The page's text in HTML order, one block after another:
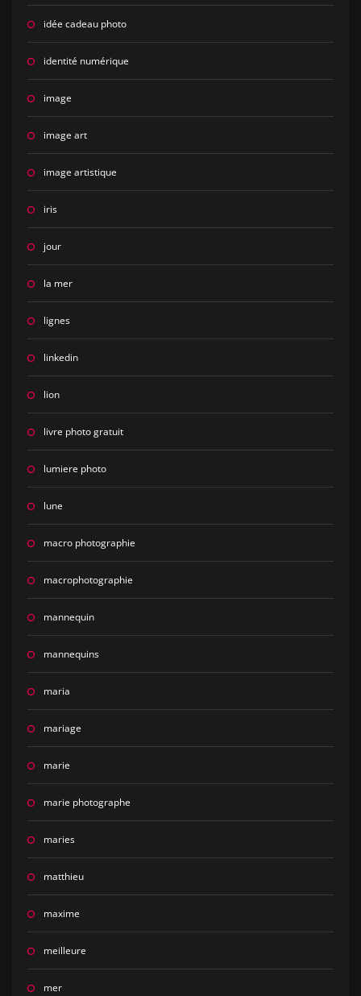
idée cadeau photo
identité numérique
image
image art
image artistique
iris
jour
la mer
lignes
linkedin
lion
livre photo gratuit
lumiere photo
lune
macro photographie
macrophotographie
mannequin
mannequins
maria
mariage
marie
marie photographe
maries
matthieu
maxime
meilleure
mer